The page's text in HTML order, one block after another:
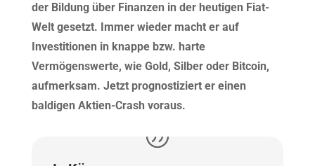
der Bildung über Finanzen in der heutigen Fiat-
Welt gesetzt. Immer wieder macht er auf
Investitionen in knappe bzw. harte
Vermögenswerte, wie Gold, Silber oder Bitcoin,
aufmerksam. Jetzt prognostiziert er einen
baldigen Aktien-Crash voraus.